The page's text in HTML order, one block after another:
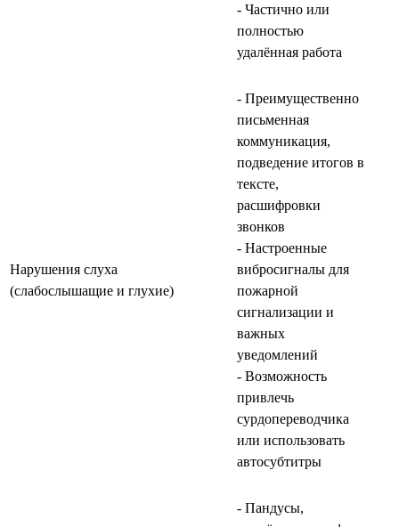
- Частично или
полностью
удалённая работа
Нарушения слуха
(слабослышащие и глухие)
- Преимущественно
письменная
коммуникация,
подведение итогов в
тексте,
расшифровки
звонков
- Настроенные
вибросигналы для
пожарной
сигнализации и
важных
уведомлений
- Возможность
привлечь
сурдопереводчика
или использовать
автосубтитры
- Пандусы,